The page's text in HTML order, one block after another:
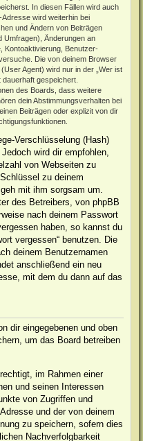
In diesen Fällen wird auch
wird weiterhin bei
und Ändern von Beiträgen
Umfragen), Änderungen an
Kontoaktivierung, Benutzer-
Die von deinem Browser
Agent) wird nur in der „Wer ist
dauerhaft gespeichert.
des Boards, dass weitere
dein Abstimmungsverhalten bei
Beiträgen oder explizit von dir
Verschlüsselung (Hash)
wird dir empfohlen,
von Webseiten zu
zu deinem
mit ihm sorgsam um.
des Betreibers, von phpBB
nach deinem Passwort
haben, so kannst du
vergessen“ benutzen. Die
deinem Benutzernamen
anschließend ein neu
mit dem du dann auf das
dir eingegebenen und oben
um das Board betreiben
im Rahmen einer
und seinen Interessen
von Zugriffen und
und der von deinem
zu speichern, sofern dies
Nachverfolgbarkeit